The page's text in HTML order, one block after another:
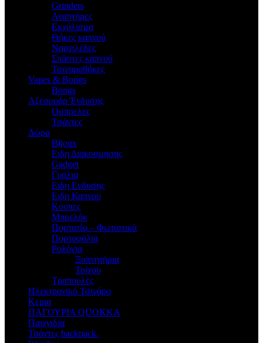
Grinders
Αναπτήρες
Εκχύλισμα
Θήκες καπνού
Ναργιλέδες
Σπάστες καπνού
Τσιγαροθήκες
Vapes & Bongs
Bongs
Αξεσουάρ Ένδυσης
Oμπρελες
Τσάντες
Δώρα
Bijoux
Eιδη Διακοσμησης
Gadget
Γυαλια
Ειδη Ενδυσης
Ειδη Καπνου
Κουπες
Μπρελόκ
Πορτατίφ – Φωτιστικά
Πορτοφόλια
Ρολόγια
Ξυπνητήρια
Τοίχου
Τραπουλες
Ηλεκτρονικό Τσιγάρο
Κερια
ΠΑΓΟΥΡΙΑ QUOKKA
Παιχνιδια
Τσάντες backpack.